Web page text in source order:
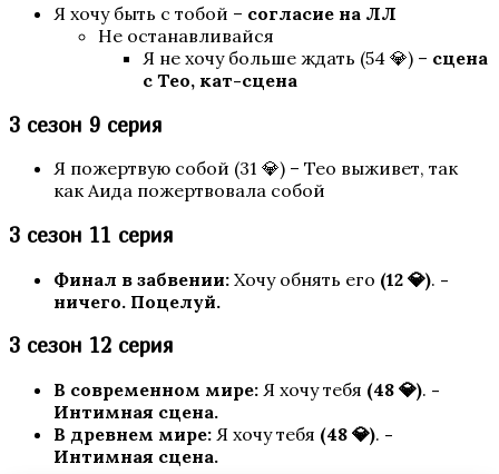
W: Ловчая Времени
Любовь, Грех и Зло
Я хочу быть с тобой – согласие на ЛЛ
Не останавливайся
Я не хочу больше ждать (54 💎) – сцена
с Тео, кат-сцена
3 сезон 9 серия
Я пожертвую собой (31 💎) – Тео выживет, так
как Аида пожертвовала собой
3 сезон 11 серия
Финал в забвении: Хочу обнять его (12 💎). -
ничего. Поцелуй.
3 сезон 12 серия
В современном мире: Я хочу тебя (48 💎). -
Интимная сцена.
В древнем мире: Я хочу тебя (48 💎). -
Интимная сцена.